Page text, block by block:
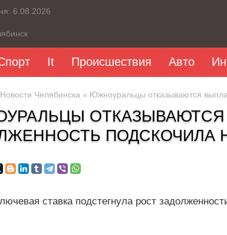
6.08.2026
It Происшествия Авто
Новости Челябинска » Южноуральцы отказываются
ОТКАЗЫВАЮТСЯ
ПОДСКОЧИЛА
ставка подстегнула рост